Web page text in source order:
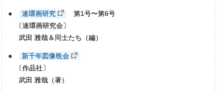
連環画研究
第1号〜第6号
〔連環画研究会〕
武田 雅哉＆同士たち（編）
新千年図像晩会
〔作品社〕
武田 雅哉（著）